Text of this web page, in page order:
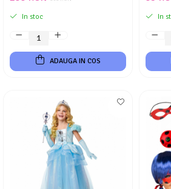
In stoc
ADAUGA IN COS
In